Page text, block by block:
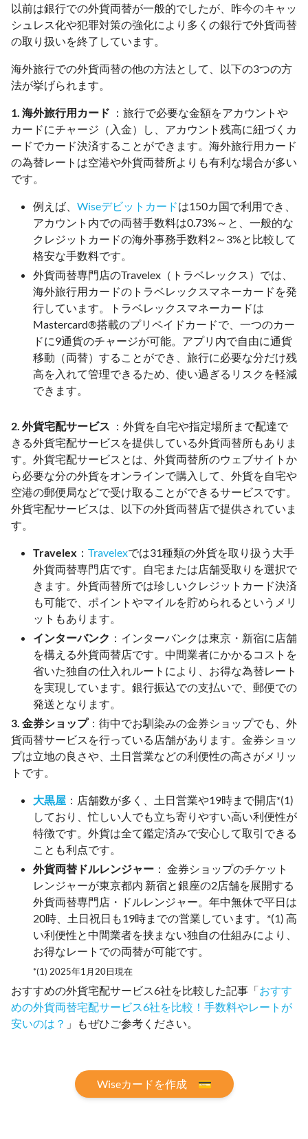
以前は銀行での外貨両替が一般的でしたが、昨今のキャッ
シュレス化や犯罪対策の強化により多くの銀行で外貨両替
の取り扱いを終了しています。
海外旅行での外貨両替の他の方法として、以下の3つの方
法が挙げられます。
1. 海外旅行用カード ：旅行で必要な金額をアカウントや
カードにチャージ（入金）し、アカウント残高に紐づくカ
ードでカード決済することができます。海外旅行用カード
の為替レートは空港や外貨両替所よりも有利な場合が多い
です。
例えば、 Wiseデビットカードは150カ国で利用でき、
アカウント内での両替手数料は0.73%～と、一般的な
クレジットカードの海外事務手数料2～3%と比較して
格安な手数料です。
外貨両替専門店のTravelex（トラベレックス）では、
海外旅行用カードのトラベレックスマネーカードを発
行しています。トラベレックスマネーカードは
Mastercard®搭載のプリペイドカードで、一つのカー
ドに9通貨のチャージが可能。アプリ内で自由に通貨
移動（両替）することができ、旅行に必要な分だけ残
高を入れて管理できるため、使い過ぎるリスクを軽減
できます。
2. 外貨宅配サービス
：外貨を自宅や指定場所まで配達で
きる外貨宅配サービスを提供している外貨両替所もありま
す。外貨宅配サービスとは、外貨両替所のウェブサイトか
ら必要な分の外貨をオンラインで購入して、外貨を自宅や
空港の郵便局などで受け取ることができるサービスです。
外貨宅配サービスは、以下の外貨両替店で提供されていま
す。
Travelex ： Travelexでは31種類の外貨を取り扱う大手
外貨両替専門店です。自宅または店舗受取りを選択で
きます。外貨両替所では珍しいクレジットカード決済
も可能で、ポイントやマイルを貯められるというメリ
ットもあります。
インターバンク ：インターバンクは東京・新宿に店舗
を構える外貨両替店です。中間業者にかかるコストを
省いた独自の仕入れルートにより、お得な為替レート
を実現しています。銀行振込での支払いで、郵便での
発送となります。
3. 金券ショップ：街中でお馴染みの金券ショップでも、外
貨両替サービスを行っている店舗があります。金券ショッ
プは立地の良さや、土日営業などの利便性の高さがメリッ
トです。
大黒屋 ：店舗数が多く、土日営業や19時まで開店*(1)
しており、忙しい人でも立ち寄りやすい高い利便性が
特徴です。外貨は全て鑑定済みで安心して取引できる
ことも利点です。
外貨両替ドルレンジャー ： 金券ショップのチケット
レンジャーが東京都内 新宿と銀座の2店舗を展開する
外貨両替専門店・ドルレンジャー。年中無休で平日は
20時、土日祝日も19時までの営業しています。*(1) 高
い利便性と中間業者を挟まない独自の仕組みにより、
お得なレートでの両替が可能です。
*(1) 2025年1月20日現在
おすすめの外貨宅配サービス6社を比較した記事「おすす
めの外貨両替宅配サービス6社を比較！手数料やレートが
安いのは？ 」もぜひご参考ください。
Wiseカードを作成 💳